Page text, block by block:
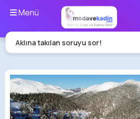
Menü
Aklına takılan soruyu sor!